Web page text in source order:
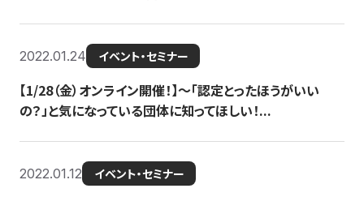
2022.01.24 イベント・セミナー
【1/28（金）オンライン開催！】〜「認定とったほうがいい
の？」と気になっている団体に知ってほしい！...
2022.01.12 イベント・セミナー